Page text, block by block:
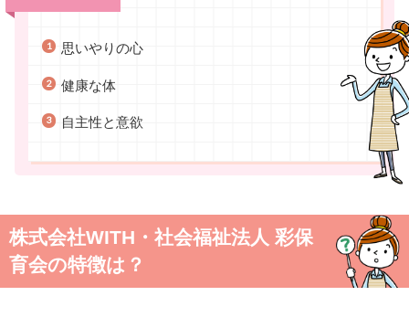
思いやりの心
健康な体
自主性と意欲
株式会社WITH・社会福祉法人 彩保
育会の特徴は？